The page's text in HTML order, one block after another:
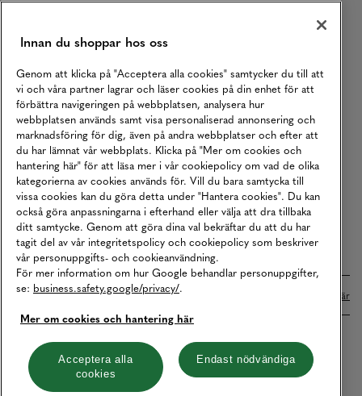
Returer
Köpvillkor
Karriär
Vårt Ansvar
Våra Tjänster
Press
Studentrabatt
B2B
Tillgänglighetsredogörelse
Betalningar online sköts i samarbete med Klarna. Läs mer här
Cookies Integritetspolicy
Hantera cookies
Innan du shoppar hos oss
Genom att klicka på "Acceptera alla cookies" samtycker du till att
vi och våra partner lagrar och läser cookies på din enhet för att
förbättra navigeringen på webbplatsen, analysera hur
webbplatsen används samt visa personaliserad annonsering och
marknadsföring för dig, även på andra webbplatser och efter att
du har lämnat vår webbplats. Klicka på "Mer om cookies och
hantering här" för att läsa mer i vår cookiepolicy om vad de olika
kategorierna av cookies används för. Vill du bara samtycka till
vissa cookies kan du göra detta under "Hantera cookies". Du kan
också göra anpassningarna i efterhand eller välja att dra tillbaka
ditt samtycke. Genom att göra dina val bekräftar du att du har
tagit del av vår integritetspolicy och cookiepolicy som beskriver
vår personuppgifts- och cookieanvändning.
För mer information om hur Google behandlar personuppgifter,
se: business.safety.google/privacy/.
Mer om cookies och hantering här
Acceptera alla
cookies
Endast nödvändiga